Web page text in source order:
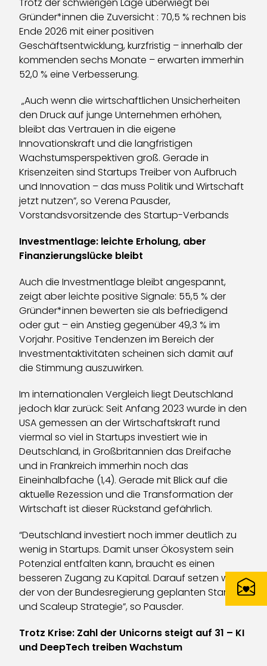
Gründer*innen die Zuversicht : 70,5 % rechnen bis
Ende 2026 mit einer positiven
Geschäftsentwicklung, kurzfristig – innerhalb der
kommenden sechs Monate – erwarten immerhin
52,0 % eine Verbesserung.
„Auch wenn die wirtschaftlichen Unsicherheiten
den Druck auf junge Unternehmen erhöhen,
bleibt das Vertrauen in die eigene
Innovationskraft und die langfristigen
Wachstumsperspektiven groß. Gerade in
Krisenzeiten sind Startups Treiber von Aufbruch
und Innovation – das muss Politik und Wirtschaft
jetzt nutzen”, so Verena Pausder,
Vorstandsvorsitzende des Startup-Verbands
Investmentlage: leichte Erholung, aber
Finanzierungslücke bleibt
Auch die Investmentlage bleibt angespannt,
zeigt aber leichte positive Signale: 55,5 % der
Gründer*innen bewerten sie als befriedigend
oder gut – ein Anstieg gegenüber 49,3 % im
Vorjahr. Positive Tendenzen im Bereich der
Investmentaktivitäten scheinen sich damit auf
die Stimmung auszuwirken.
Im internationalen Vergleich liegt Deutschland
jedoch klar zurück: Seit Anfang 2023 wurde in den
USA gemessen an der Wirtschaftskraft rund
viermal so viel in Startups investiert wie in
Deutschland, in Großbritannien das Dreifache
und in Frankreich immerhin noch das
Eineinhalbfache (1,4). Gerade mit Blick auf die
aktuelle Rezession und die Transformation der
Wirtschaft ist dieser Rückstand gefährlich.
“Deutschland investiert noch immer deutlich zu
wenig in Startups. Damit unser Ökosystem sein
Potenzial entfalten kann, braucht es einen
besseren Zugang zu Kapital. Darauf setzen wir in
der von der Bundesregierung geplanten Startup-
und Scaleup Strategie”, so Pausder.
Trotz Krise: Zahl der Unicorns steigt auf 31 – KI
und DeepTech treiben Wachstum